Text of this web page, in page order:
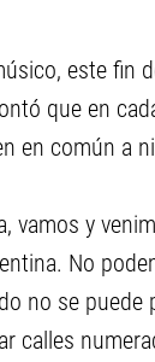
este fin
que en
en común a
vamos y
No
no se puede
calles